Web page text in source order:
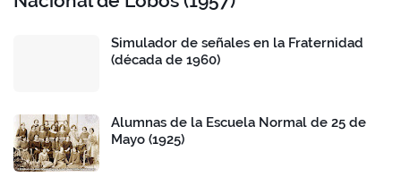
Simulador de señales en la Fraternidad
(década de 1960)
Alumnas de la Escuela Normal de 25 de
Mayo (1925)